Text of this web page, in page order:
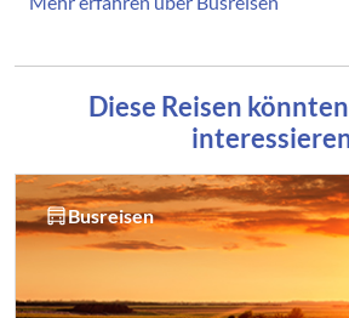
Diese Reisen
Busreisen